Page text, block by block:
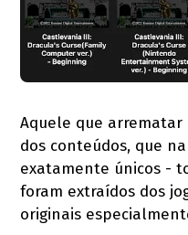
Aquele que
dos conteúdos, que
exatamente únicos -
foram extraídos dos
originais